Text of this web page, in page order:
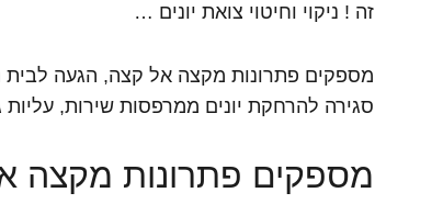
זה ! ניקוי וחיטוי צואת יונים …
מספקים פתרונות מקצה אל קצה, הגעה לבית
סגירה להרחקת יונים ממרפסות שירות, עליות
מספקים פתרונות מקצה